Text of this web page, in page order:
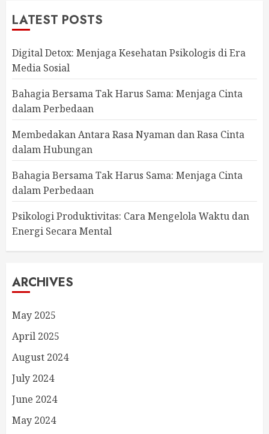
LATEST POSTS
Digital Detox: Menjaga Kesehatan Psikologis di Era
Media Sosial
Bahagia Bersama Tak Harus Sama: Menjaga Cinta
dalam Perbedaan
Membedakan Antara Rasa Nyaman dan Rasa Cinta
dalam Hubungan
Bahagia Bersama Tak Harus Sama: Menjaga Cinta
dalam Perbedaan
Psikologi Produktivitas: Cara Mengelola Waktu dan
Energi Secara Mental
ARCHIVES
May 2025
April 2025
August 2024
July 2024
June 2024
May 2024